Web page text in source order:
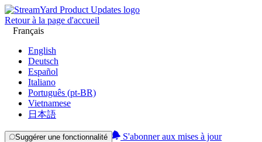
Retour à la page d'accueil
Français
English
Deutsch
Español
Italiano
Português (pt-BR)
Vietnamese
日本語
Suggérer une fonctionnalité S'abonner aux mises à jour